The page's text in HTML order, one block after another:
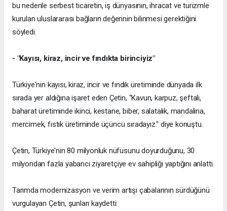
bu nedenle serbest ticaretin, iş dünyasının, ihracat ve turizmle
kurulan uluslararası bağların değerinin bilinmesi gerektiğini
söyledi.
- "Kayısı, kiraz, incir ve fındıkta birinciyiz"
Türkiye'nin kayısı, kiraz, incir ve fındık üretiminde dünyada ilk
sırada yer aldığına işaret eden Çetin, "Kavun, karpuz, şeftali,
baharat üretiminde ikinci, kestane, biber, salatalık, mandalina,
mercimek, fıstık üretiminde üçüncü sıradayız." diye konuştu.
Çetin, Türkiye'nin 80 milyonluk nüfusunu doyurduğunu, 30
milyondan fazla yabancı ziyaretçiye ev sahipliği yaptığını anlattı.
Tarımda modernizasyon ve verim artışı çabalarının sürdüğünü
vurgulayan Çetin, şunları kaydetti: